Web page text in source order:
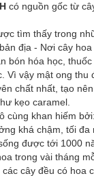
có nguồn gốc từ
tìm thấy trong
địa - Nơi cây
bón hóa học,
Vì vậy mật ong thu
chất nhất, tạo
kẹo caramel.
cùng khan hiếm bởi:
khá chậm, tối đa
được tới 1000
trong vài tháng
cây đều có hoa